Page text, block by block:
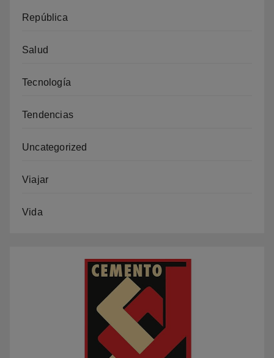
República
Salud
Tecnología
Tendencias
Uncategorized
Viajar
Vida